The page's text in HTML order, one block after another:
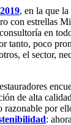
, en la que
con estrellas
en
tanto, poco
el sector,
de alta
por
: